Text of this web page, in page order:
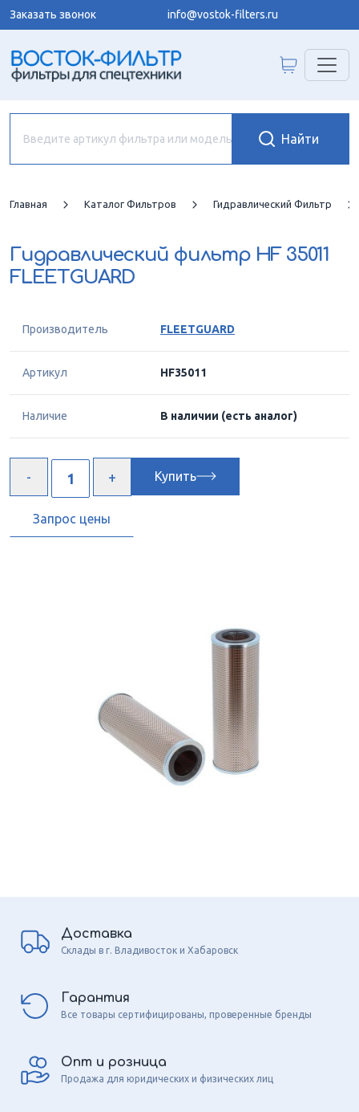
Заказать звонок info@vostok-filters.ru
Главная Каталог Фильтров Гидравлический Фильтр
Гидравлический фильтр HF 35011
FLEETGUARD
Производитель FLEETGUARD
Артикул HF35011
Наличие В наличии (есть аналог)
Купить
Запрос цены
Доставка
Склады в г. Владивосток и Хабаровск
Гарантия
Все товары сертифицированы, проверенные бренды
Опт и розница
Продажа для юридических и физических лиц